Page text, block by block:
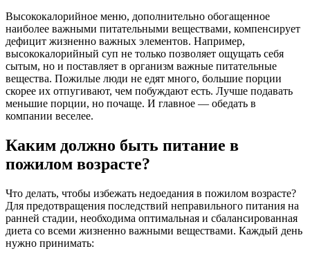
Высококалорийное меню, дополнительно обогащенное
наиболее важными питательными веществами, компенсирует
дефицит жизненно важных элементов. Например,
высококалорийный суп не только позволяет ощущать себя
сытым, но и поставляет в организм важные питательные
вещества. Пожилые люди не едят много, большие порции
скорее их отпугивают, чем побуждают есть. Лучше подавать
меньшие порции, но почаще. И главное — обедать в
компании веселее.
Каким должно быть питание в
пожилом возрасте?
Что делать, чтобы избежать недоедания в пожилом возрасте?
Для предотвращения последствий неправильного питания на
ранней стадии, необходима оптимальная и сбалансированная
диета со всеми жизненно важными веществами. Каждый день
нужно принимать: